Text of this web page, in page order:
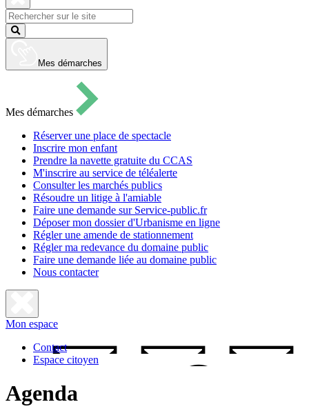
ouvrir
le
formulaire
Fermer
la
recherche
Lancer
la
Mes démarches
Mes démarches
Réserver une place de spectacle
Inscrire mon enfant
Prendre la navette gratuite du CCAS
M'inscrire au service de téléalerte
Consulter les marchés publics
Résoudre un litige à l'amiable
Faire une demande sur Service-public.fr
Déposer mon dossier d'Urbanisme en ligne
Régler une amende de stationnement
Régler ma redevance du domaine public
Faire une demande liée au domaine public
Nous contacter
Fermer
la
Mon espace
Contact
Espace citoyen
Agenda